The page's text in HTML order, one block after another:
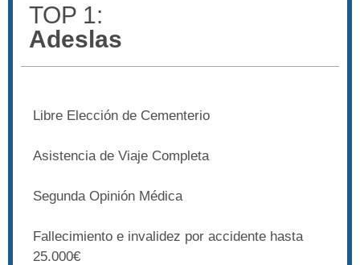
TOP 1:
Adeslas
Libre Elección de Cementerio
Asistencia de Viaje Completa
Segunda Opinión Médica
Fallecimiento e invalidez por accidente hasta
25.000€